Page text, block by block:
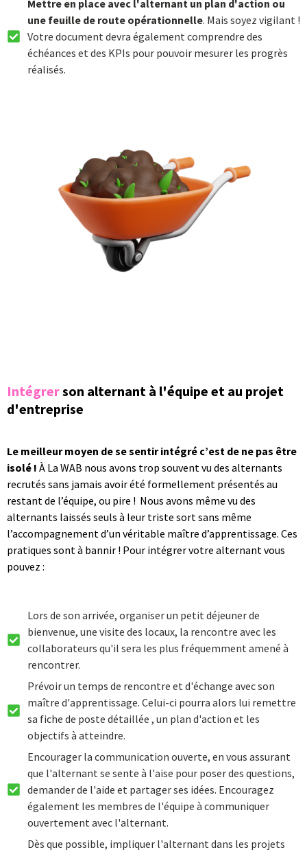
Mettre en place avec l'alternant un plan d'action ou
une feuille de route opérationnelle. Mais soyez vigilant !
Votre document devra également comprendre des
échéances et des KPIs pour pouvoir mesurer les progrès
réalisés.
Intégrerson alternant à l'équipe et au projet
d'entreprise
Le meilleur moyen de se sentir intégré c’est de ne pas être
isolé ! À La WAB nous avons trop souvent vu des alternants
recrutés sans jamais avoir été formellement présentés au
restant de l’équipe, ou pire ! Nous avons même vu des
alternants laissés seuls à leur triste sort sans même
l’accompagnement d’un véritable maître d’apprentissage. Ces
pratiques sont à bannir ! Pour intégrer votre alternant vous
pouvez :
Lors de son arrivée, organiser un petit déjeuner de
bienvenue, une visite des locaux, la rencontre avec les
collaborateurs qu'il sera les plus fréquemment amené à
rencontrer.
Prévoir un temps de rencontre et d'échange avec son
maître d'apprentissage. Celui-ci pourra alors lui remettre
sa fiche de poste détaillée , un plan d'action et les
objectifs à atteindre.
Encourager la communication ouverte, en vous assurant
que l'alternant se sente à l'aise pour poser des questions,
demander de l'aide et partager ses idées. Encouragez
également les membres de l'équipe à communiquer
ouvertement avec l'alternant.
Dès que possible, impliquer l'alternant dans les projets